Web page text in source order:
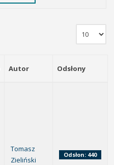
Autor Odsłony
Tomasz
Zieliński
Odsłon: 440